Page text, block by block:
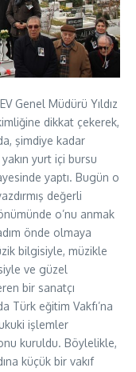
Genel Müdürü Yıldız
dikkat çekerek,
şimdiye kadar
yurt içi bursu
yaptı. Bugün o
değerli
o’nu anmak
önde olmaya
bilgisiyle, müzikle
ve güzel
bir sanatçı
Türk eğitim Vakfı’na
işlemler
kuruldu. Böylelikle,
küçük bir vakıf